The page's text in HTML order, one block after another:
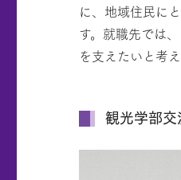
に、地域住民に
す。就職先では
を支えたいと考え
観光学部